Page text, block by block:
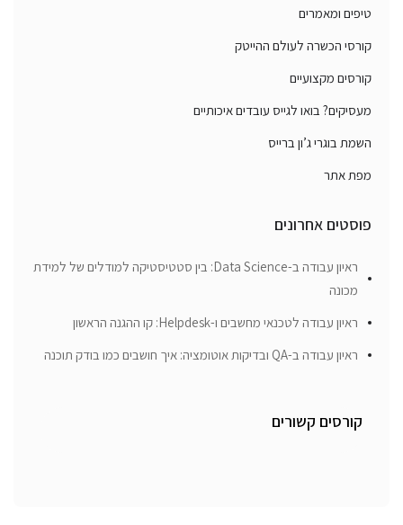
טיפים ומאמרים
קורסי הכשרה לעולם ההייטק
קורסים מקצועיים
מעסיקים? בואו לגייס עובדים איכותיים
השמת בוגרי ג’ון ברייס
מפת אתר
פוסטים אחרונים
ראיון עבודה ב-Data Science: בין סטטיסטיקה למודלים של למידת
מכונה
ראיון עבודה לטכנאי מחשבים ו-Helpdesk: קו ההגנה הראשון
ראיון עבודה ב-QA ובדיקות אוטומציה: איך חושבים כמו בודק תוכנה
קורסים קשורים